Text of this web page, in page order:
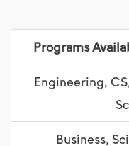
Programs
Engineering,
Business,